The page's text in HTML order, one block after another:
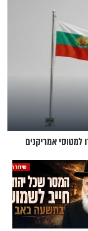
אמריקנים